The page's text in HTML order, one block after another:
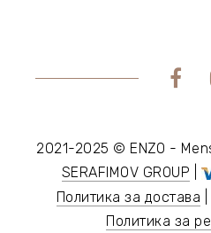
2021-2025 © ENZO -
SERAFIMOV GROUP
Политика за достава
Политика за